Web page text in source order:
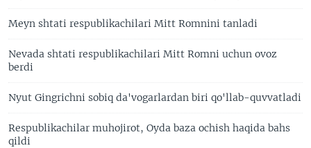
Meyn shtati respublikachilari Mitt Romnini tanladi
Nevada shtati respublikachilari Mitt Romni uchun ovoz
berdi
Nyut Gingrichni sobiq da'vogarlardan biri qo'llab-quvvatladi
Respublikachilar muhojirot, Oyda baza ochish haqida bahs
qildi